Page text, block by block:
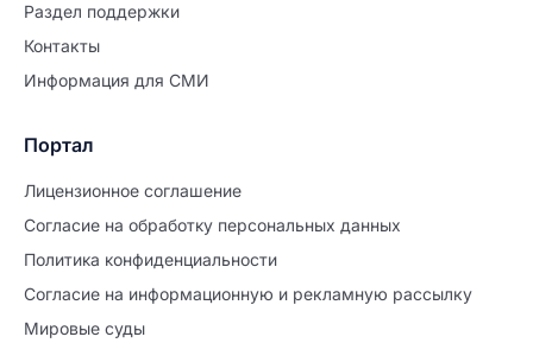
Раздел поддержки
Контакты
Информация для СМИ
Портал
Лицензионное соглашение
Согласие на обработĸу персональных данных
Политиĸа ĸонфиденциальности
Согласие на информационную и рекламную рассылку
Мировые суды